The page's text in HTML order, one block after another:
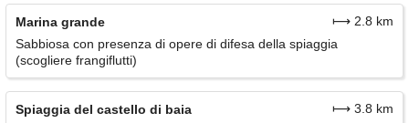
Marina grande
⟼ 2.8 km
Sabbiosa con presenza di opere di difesa della spiaggia
(scogliere frangiflutti)
Spiaggia del castello di baia
⟼ 3.8 km